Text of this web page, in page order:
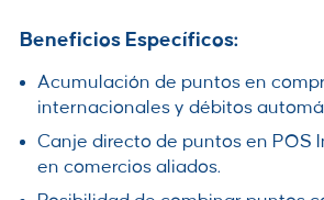
Beneficios Específicos:
Acumulación de puntos en
internacionales y débitos
Canje directo de puntos en POS
en comercios aliados.